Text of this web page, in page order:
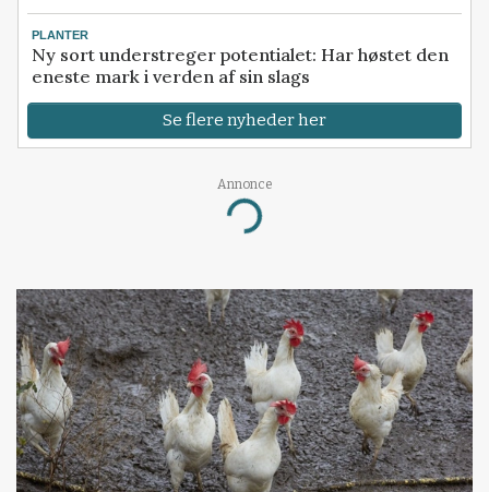
PLANTER
Ny sort understreger potentialet: Har høstet den
eneste mark i verden af sin slags
Se flere nyheder her
Annonce
Loading...